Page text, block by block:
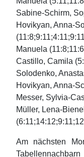
Sabine-Schirm,
Hovikyan, Anna-
Manuela
Castillo, Camila
Solodenko,
Hovikyan, Anna-
Messer, Sylvia-
Müller, Lena-
Am nächsten